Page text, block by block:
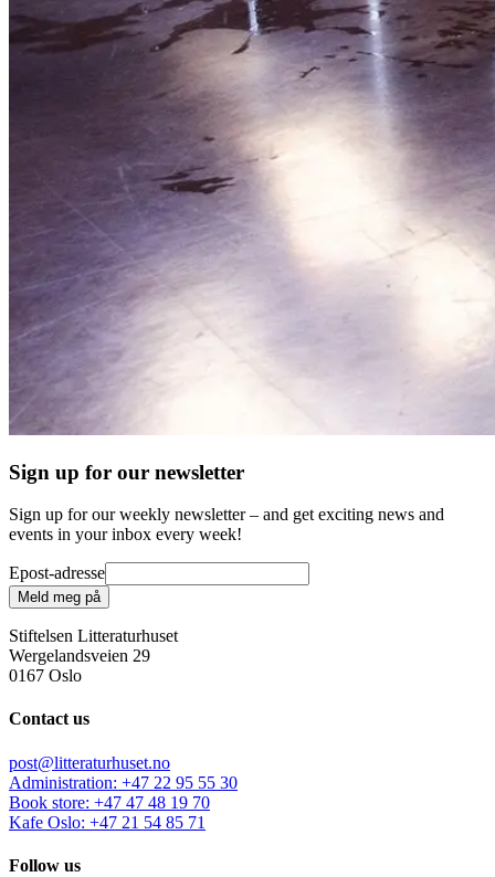
Sign up for our newsletter
Sign up for our weekly newsletter – and get exciting news and
events in your inbox every week!
Epost-adresse
Meld meg på
Stiftelsen Litteraturhuset
Wergelandsveien 29
0167 Oslo
Contact us
post@litteraturhuset.no
Administration: +47 22 95 55 30
Book store: +47 47 48 19 70
Kafe Oslo: +47 21 54 85 71
Follow us